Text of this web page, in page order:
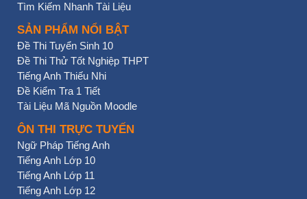
Tìm Kiếm Nhanh Tài Liệu
SẢN PHẨM NỔI BẬT
Đề Thi Tuyển Sinh 10
Đề Thi Thử Tốt Nghiệp THPT
Tiếng Anh Thiếu Nhi
Đề Kiểm Tra 1 Tiết
Tài Liệu Mã Nguồn Moodle
ÔN THI TRỰC TUYẾN
Ngữ Pháp Tiếng Anh
Tiếng Anh Lớp 10
Tiếng Anh Lớp 11
Tiếng Anh Lớp 12